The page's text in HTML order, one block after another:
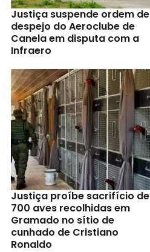
Justiça suspende ordem de
despejo do Aeroclube de
Canela em disputa com a
Infraero
Justiça proíbe sacrifício de
700 aves recolhidas em
Gramado no sítio de
cunhado de Cristiano
Ronaldo